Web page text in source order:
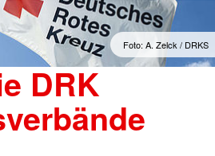
Foto: A. Zelck / DRKS
DRK